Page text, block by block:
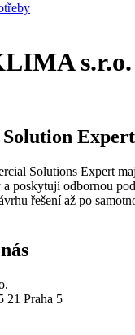
s.r.o.
Expert
Solutions Expert
poskytují odbornou
řešení až po
21 Praha 5